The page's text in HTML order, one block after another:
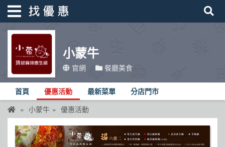
小蒙牛
官網 餐廳美食
首頁 優惠活動 最新菜單 分店門市
小蒙牛 優惠活動
找優惠
首頁
優惠活動
折價卷
線上DM